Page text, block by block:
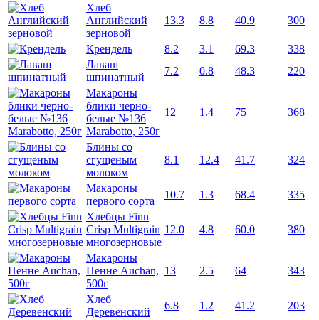
Хлеб
Английский
зерновой
13.3 8.8 40.9 300
Крендель 8.2 3.1 69.3
338
Лаваш
шпинатный
7.2 0.8 48.3
220
Макароны
блики черно-
белые №136
Marabotto, 250г
12 1.4 75 368
Блины со
сгущеным
молоком
8.1 12.4 41.7 324
Макароны
первого сорта
10.7 1.3 68.4
335
Хлебцы Finn
Crisp Multigrain
многозерновые
12.0 4.8 60.0 380
Макароны
Пенне Auchan,
500г
13 2.5 64 343
Хлеб
Деревенский
6.8 1.2 41.2
203